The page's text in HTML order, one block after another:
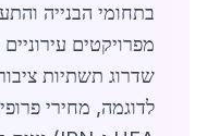
בתחומי הבנייה
מפרויקטים
שדרוג תשתיות
לדוגמה, מחירי